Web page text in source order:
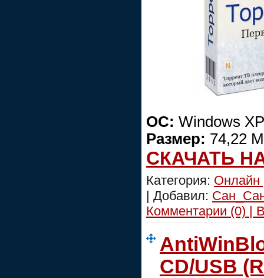
ОС: Windows
Размер: 74,22
СКАЧАТЬ
Категория: Онлайн
| Добавил:
Комментарии (0) |
CD/USB